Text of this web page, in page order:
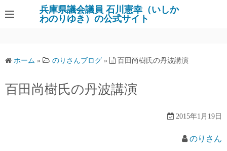
ン
ツ
ス
キ
兵庫県議会議員 石川憲幸（いしか
わのりゆき）の公式サイト
ホーム » のりさんブログ » 百田尚樹氏の丹波講演
百田尚樹氏の丹波講演
2015年1月19日
のりさん